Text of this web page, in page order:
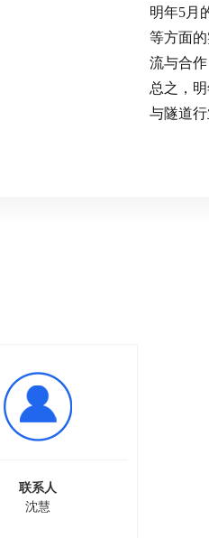
明年5月
等方面
流与合
总之，
与隧道
联系人
沈慧